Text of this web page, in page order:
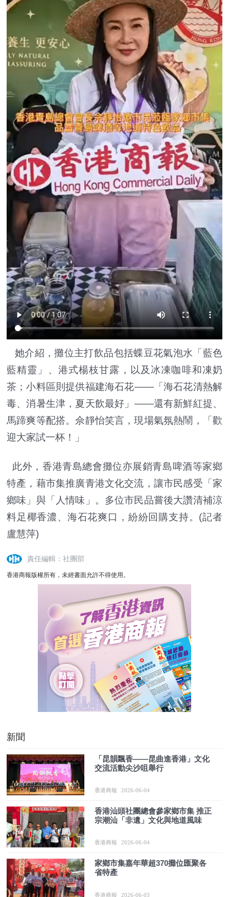
她介紹，攤位主打飲品包括蝶豆花氣泡水「藍色
藍精靈」、港式楊枝甘露，以及冰凍咖啡和凍奶
茶；小料區則提供福建海石花——「海石花清熱解
毒、消暑生津，夏天飲最好」——還有新鮮紅提、
馬蹄爽等配搭。佘靜怡笑言，現場氣氛熱鬧，「歡
迎大家試一杯！」
此外，香港青島總會攤位亦展銷青島啤酒等家鄉
特產，藉市集推廣青港文化交流，讓市民感受「家
鄉味」與「人情味」。多位市民品嘗後大讚清補涼
料足椰香濃、海石花爽口，紛紛回購支持。(記者
盧慧萍)
責任編輯：社團部
香港商報版權所有，未經書面允許不得使用。
新聞
「昆韻飄香——昆曲進香港」文化
交流活動尖沙咀舉行
香港商報 2026-06-04
香港汕頭社團總會參家鄉市集 推正
宗潮汕「非遺」文化與地道風味
香港商報 2026-06-04
家鄉市集嘉年華超370攤位匯聚各
省特產
香港商報 2026-06-03